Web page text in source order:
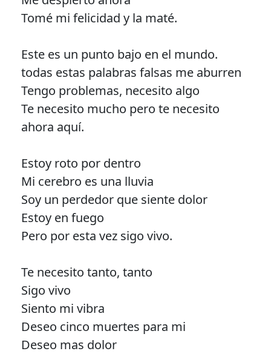
Tomé mi felicidad y la maté.
Este es un punto bajo en el mundo.
todas estas palabras falsas me aburren
Tengo problemas, necesito algo
Te necesito mucho pero te necesito
ahora aquí.
Estoy roto por dentro
Mi cerebro es una lluvia
Soy un perdedor que siente dolor
Estoy en fuego
Pero por esta vez sigo vivo.
Te necesito tanto, tanto
Sigo vivo
Siento mi vibra
Deseo cinco muertes para mi
Deseo mas dolor